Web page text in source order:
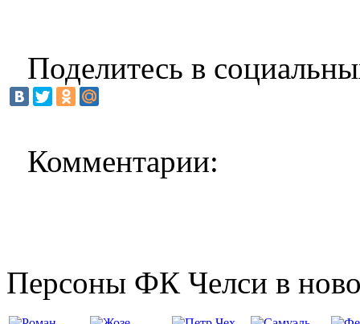
Поделитесь в
Комментарии:
Персоны ФК Челси в